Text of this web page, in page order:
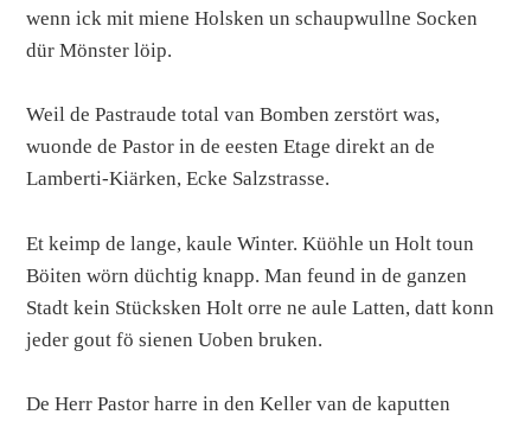
wenn ick mit miene Holsken un schaupwullne Socken
dür Mönster löip.
Weil de Pastraude total van Bomben zerstört was,
wuonde de Pastor in de eesten Etage direkt an de
Lamberti-Kiärken, Ecke Salzstrasse.
Et keimp de lange, kaule Winter. Küöhle un Holt toun
Böiten wörn düchtig knapp. Man feund in de ganzen
Stadt kein Stücksken Holt orre ne aule Latten, datt konn
jeder gout fö sienen Uoben bruken.
De Herr Pastor harre in den Keller van de kaputten